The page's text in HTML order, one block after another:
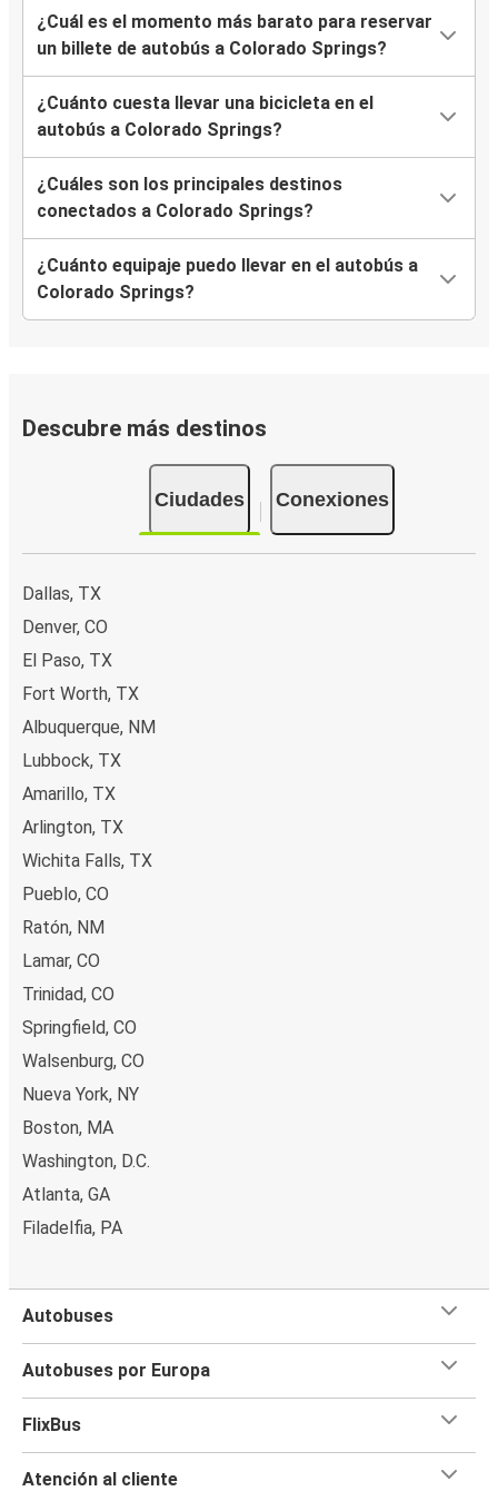
¿Cuál es el momento más barato para reservar
un billete de autobús a Colorado Springs?
¿Cuánto cuesta llevar una bicicleta en el
autobús a Colorado Springs?
¿Cuáles son los principales destinos
conectados a Colorado Springs?
¿Cuánto equipaje puedo llevar en el autobús a
Colorado Springs?
Descubre más destinos
Ciudades Conexiones
Dallas, TX
Denver, CO
El Paso, TX
Fort Worth, TX
Albuquerque, NM
Lubbock, TX
Amarillo, TX
Arlington, TX
Wichita Falls, TX
Pueblo, CO
Ratón, NM
Lamar, CO
Trinidad, CO
Springfield, CO
Walsenburg, CO
Nueva York, NY
Boston, MA
Washington, D.C.
Atlanta, GA
Filadelfia, PA
Autobuses
Autobuses por Europa
FlixBus
Atención al cliente